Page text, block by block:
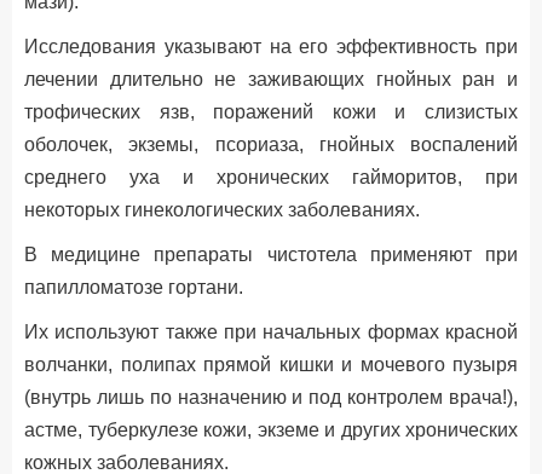
Исследования указывают на его эффективность при
лечении длительно не заживающих гнойных ран и
трофических язв, поражений кожи и слизистых
оболочек, экземы, псориаза, гнойных воспалений
среднего уха и хронических гайморитов, при
некоторых гинекологических заболеваниях.
В медицине препараты чистотела применяют при
папилломатозе гортани.
Их используют также при начальных формах красной
волчанки, полипах прямой кишки и мочевого пузыря
(внутрь лишь по назначению и под контролем врача!),
астме, туберкулезе кожи, экземе и других хронических
кожных заболеваниях.